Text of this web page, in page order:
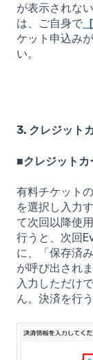
が表示されな
は、ご自身で
ケット申込み
い。
3. クレジット
■クレジット
有料チケット
を選択し入力
て次回以降使
行うと、次回
に、「保存済
が呼び出されま
入力しただけ
ん。決済を行